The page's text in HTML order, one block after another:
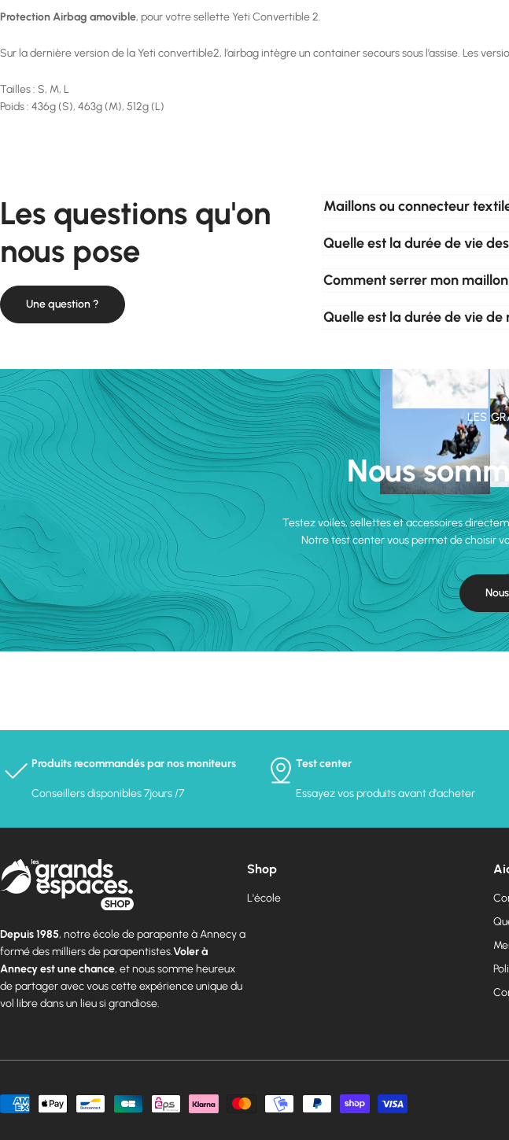
Protection Airbag amovible, pour votre sellette Yeti Convertible 2.
Sur la dernière version de la Yeti convertible2, l’airbag intègre un container secours sous l’assise. Les
Tailles : S, M, L
Poids : 436g (S), 463g (M), 512g (L)
Les questions qu'on
nous pose
Une question ?
Maillons ou connecteur
Quelle est la durée de vie
Comment serrer mon
Quelle est la durée de vie de
LES
Nous
Testez voiles, sellettes et accessoires
Notre test center vous permet de choisir
Produits recommandés par nos moniteurs
Conseillers disponibles 7jours /7
Test center
Essayez vos produits avant d'acheter
Depuis 1985, notre école de parapente à Annecy a
formé des milliers de parapentistes.Voler à
Annecy est une chance, et nous somme heureux
de partager avec vous cette expérience unique du
vol libre dans un lieu si grandiose.
Shop
L'école
Modes